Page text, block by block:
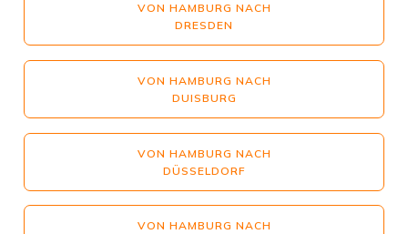
VON HAMBURG NACH
DRESDEN
VON HAMBURG NACH
DUISBURG
VON HAMBURG NACH
DÜSSELDORF
VON HAMBURG NACH